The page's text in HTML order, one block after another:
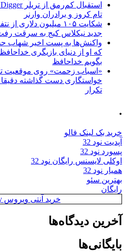
تام کروز و برادران وارنر
شکایت ۱۰۵ میلیون
جدید نیکلاس کیج به سرقت
واکنش‌ها به پست اخیر شهاب
که او از دنیای بازیگری
بگویم خداحافظ
«اسباب زحمت» روی موقعیت
تکرار
.
خرید بک لینک فالو
آپدیت نود 32
پسورد نود 32
اوکلی لایسنس رایگان نود 32
همیار نود 32
بهترین سئو
رایگان
خرید آنتی ویروس Kaspersky
آخرین دیدگاه‌ها
بایگانی‌ها